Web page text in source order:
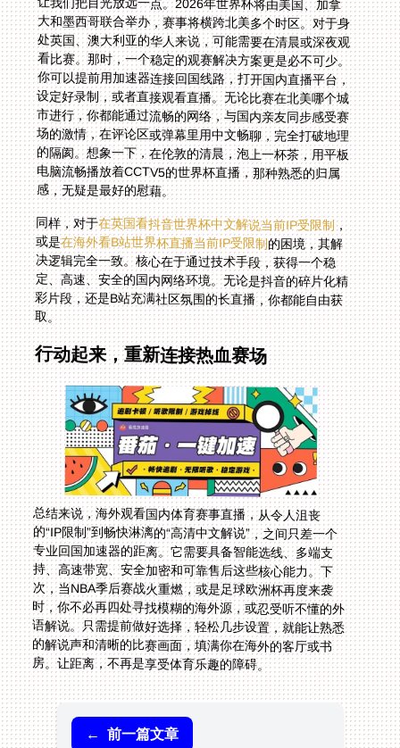
让我们把目光放远一点。2026年世界杯将由美国、加拿
大和墨西哥联合举办，赛事将横跨北美多个时区。对于身
处英国、澳大利亚的华人来说，可能需要在清晨或深夜观
看比赛。那时，一个稳定的观赛解决方案更是必不可少。
你可以提前用加速器连接回国线路，打开国内直播平台，
设定好录制，或者直接观看直播。无论比赛在北美哪个城
市进行，你都能通过流畅的网络，与国内亲友同步感受赛
场的激情，在评论区或弹幕里用中文畅聊，完全打破地理
的隔阂。想象一下，在伦敦的清晨，泡上一杯茶，用平板
电脑流畅播放着CCTV5的世界杯直播，那种熟悉的归属
感，无疑是最好的慰藉。
同样，对于在英国看抖音世界杯中文解说当前IP受限制，
或是在海外看B站世界杯直播当前IP受限制的困境，其解
决逻辑完全一致。核心在于通过技术手段，获得一个稳
定、高速、安全的国内网络环境。无论是抖音的碎片化精
彩片段，还是B站充满社区氛围的长直播，你都能自由获
取。
行动起来，重新连接热血赛场
总结来说，海外观看国内体育赛事直播，从令人沮丧
的“IP限制”到畅快淋漓的“高清中文解说”，之间只差一个
专业回国加速器的距离。它需要具备智能选线、多端支
持、高速带宽、安全加密和可靠售后这些核心能力。下
次，当NBA季后赛战火重燃，或是足球欧洲杯再度来袭
时，你不必再四处寻找模糊的海外源，或忍受听不懂的外
语解说。只需提前做好选择，轻松几步设置，就能让熟悉
的解说声和清晰的比赛画面，填满你在海外的客厅或书
房。让距离，不再是享受体育乐趣的障碍。
← 前一篇文章